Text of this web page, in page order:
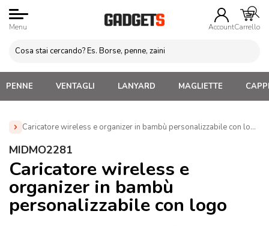
Menu AccountCarrello
PENNE VENTAGLI LANYARD MAGLIETTE
Caricatore wireless e organizer in bambù personalizzabile con logo
Home » Gadget da Ufficio
personalizzabile con logo (MIDMO2281)
MIDMO2281
Caricatore wireless e
organizer in bambù
personalizzabile con logo